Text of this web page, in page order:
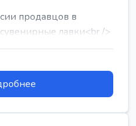
продавцов в
лавки<br />
м...